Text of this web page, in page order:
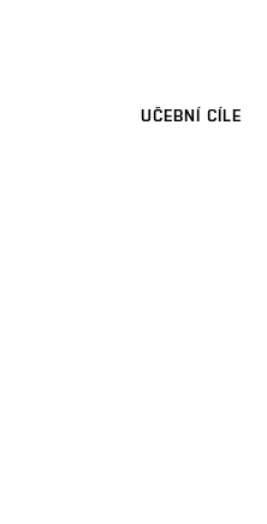
UČEBNÍ CÍLE